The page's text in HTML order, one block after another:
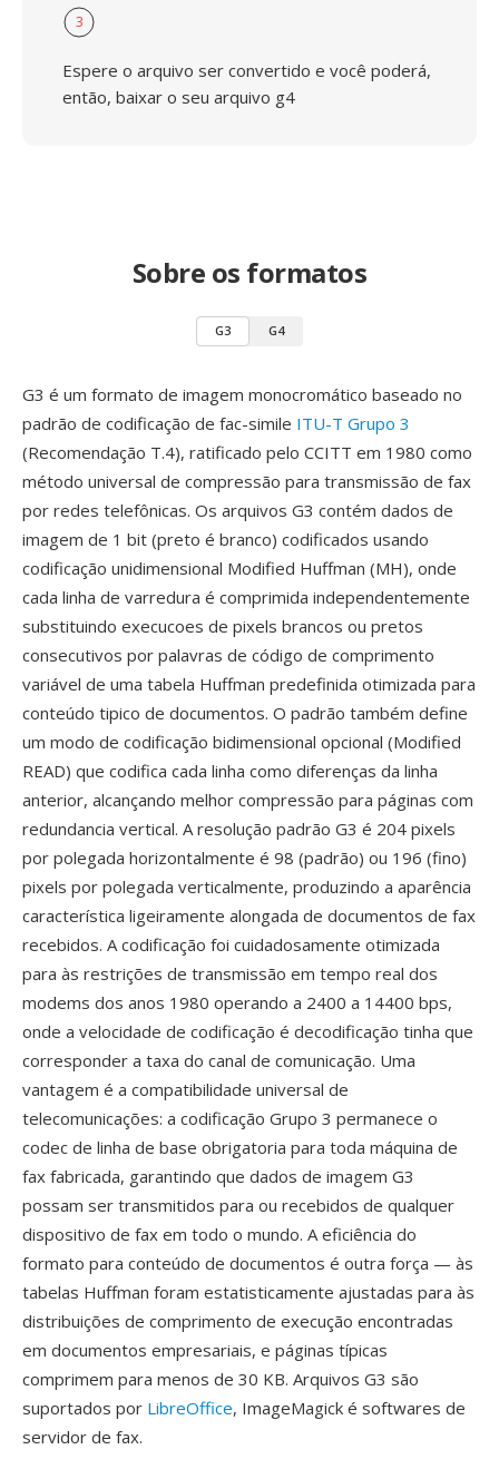
3
Espere o arquivo ser convertido e você poderá,
então, baixar o seu arquivo g4
Sobre os formatos
G3 G4
G3 é um formato de imagem monocromático baseado no
padrão de codificação de fac-simile ITU-T Grupo 3
(Recomendação T.4), ratificado pelo CCITT em 1980 como
método universal de compressão para transmissão de fax
por redes telefônicas. Os arquivos G3 contém dados de
imagem de 1 bit (preto é branco) codificados usando
codificação unidimensional Modified Huffman (MH), onde
cada linha de varredura é comprimida independentemente
substituindo execucoes de pixels brancos ou pretos
consecutivos por palavras de código de comprimento
variável de uma tabela Huffman predefinida otimizada para
conteúdo tipico de documentos. O padrão também define
um modo de codificação bidimensional opcional (Modified
READ) que codifica cada linha como diferenças da linha
anterior, alcançando melhor compressão para páginas com
redundancia vertical. A resolução padrão G3 é 204 pixels
por polegada horizontalmente é 98 (padrão) ou 196 (fino)
pixels por polegada verticalmente, produzindo a aparência
característica ligeiramente alongada de documentos de fax
recebidos. A codificação foi cuidadosamente otimizada
para às restrições de transmissão em tempo real dos
modems dos anos 1980 operando a 2400 a 14400 bps,
onde a velocidade de codificação é decodificação tinha que
corresponder a taxa do canal de comunicação. Uma
vantagem é a compatibilidade universal de
telecomunicações: a codificação Grupo 3 permanece o
codec de linha de base obrigatoria para toda máquina de
fax fabricada, garantindo que dados de imagem G3
possam ser transmitidos para ou recebidos de qualquer
dispositivo de fax em todo o mundo. A eficiência do
formato para conteúdo de documentos é outra força — às
tabelas Huffman foram estatisticamente ajustadas para às
distribuições de comprimento de execução encontradas
em documentos empresariais, e páginas típicas
comprimem para menos de 30 KB. Arquivos G3 são
suportados por LibreOffice, ImageMagick é softwares de
servidor de fax.